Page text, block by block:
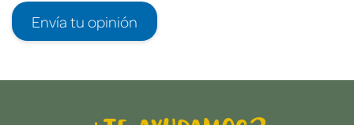
Envía tu opinión